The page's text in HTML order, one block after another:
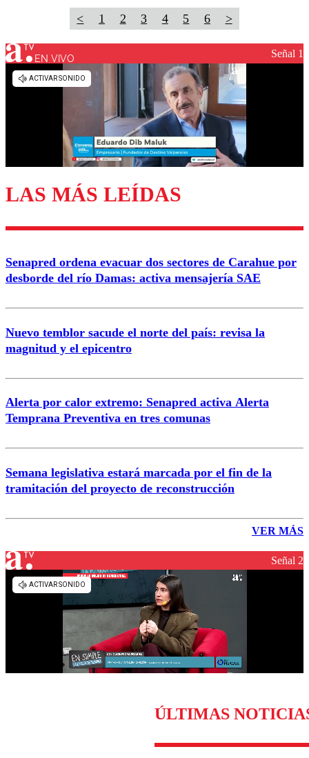
< 1 2 3 4 5 6 >
EN VIVO Señal 1
LAS MÁS LEÍDAS
Senapred ordena evacuar dos sectores de Carahue por
desborde del río Damas: activa mensajería SAE
Nuevo temblor sacude el norte del país: revisa la
magnitud y el epicentro
Alerta por calor extremo: Senapred activa Alerta
Temprana Preventiva en tres comunas
Semana legislativa estará marcada por el fin de la
tramitación del proyecto de reconstrucción
VER MÁS
Señal 2
ÚLTIMAS